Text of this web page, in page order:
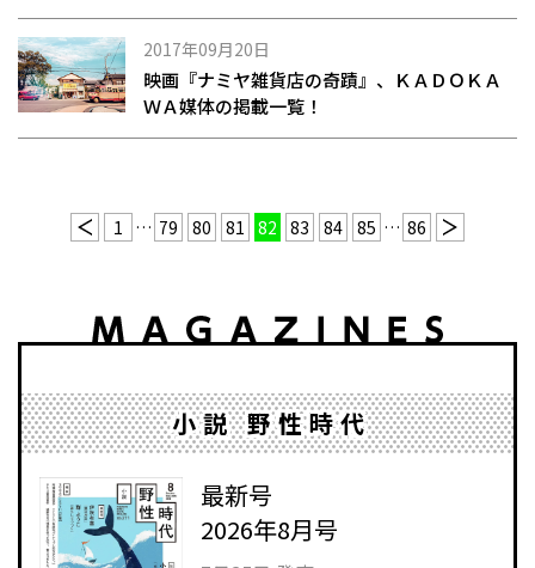
2017年09月20日
映画『ナミヤ雑貨店の奇蹟』、ＫＡＤＯＫＡ
ＷＡ媒体の掲載一覧！
1 … 79 80 81 82 83 84 85 … 86
小説 野性時代
最新号
2026年8月号